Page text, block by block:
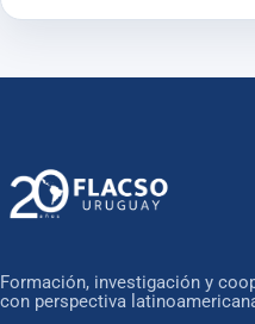
Formación, investigación y
con perspectiva